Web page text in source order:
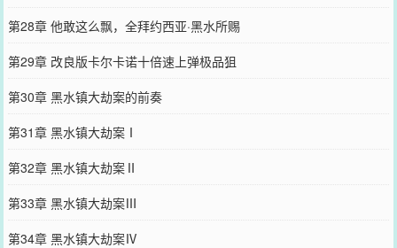
第28章 他敢这么飘，全拜约西亚·黑水所赐
第29章 改良版卡尔卡诺十倍速上弹极品狙
第30章 黑水镇大劫案的前奏
第31章 黑水镇大劫案Ⅰ
第32章 黑水镇大劫案Ⅱ
第33章 黑水镇大劫案Ⅲ
第34章 黑水镇大劫案Ⅳ